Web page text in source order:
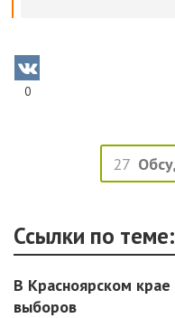
0
27
Ссылки по теме:
В Красноярском
выборов